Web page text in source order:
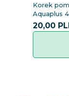
Korek
Aquaplus
20,00